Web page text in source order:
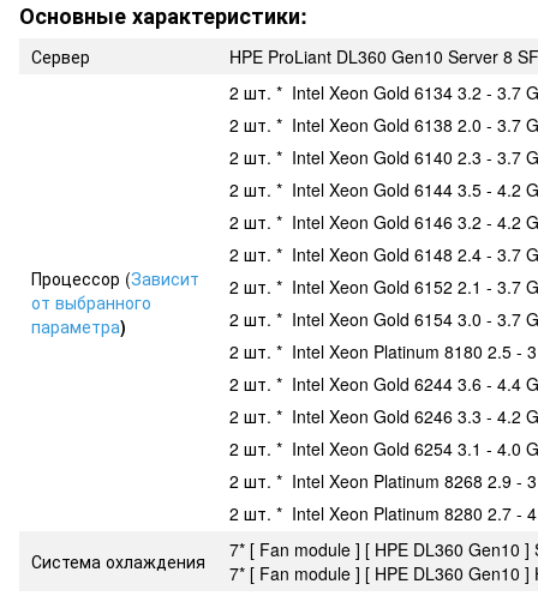
Основные характеристики:
Сервер HPE ProLiant DL360 Gen10 Server 8
Процессор (Зависит
от выбранного
параметра)
2 шт. * Intel Xeon Gold 6134 3.2 - 3.7
2 шт. * Intel Xeon Gold 6138 2.0 - 3.7
2 шт. * Intel Xeon Gold 6140 2.3 - 3.7
2 шт. * Intel Xeon Gold 6144 3.5 - 4.2
2 шт. * Intel Xeon Gold 6146 3.2 - 4.2
2 шт. * Intel Xeon Gold 6148 2.4 - 3.7
2 шт. * Intel Xeon Gold 6152 2.1 - 3.7
2 шт. * Intel Xeon Gold 6154 3.0 - 3.7
2 шт. * Intel Xeon Platinum 8180 2.5 -
2 шт. * Intel Xeon Gold 6244 3.6 - 4.4
2 шт. * Intel Xeon Gold 6246 3.3 - 4.2
2 шт. * Intel Xeon Gold 6254 3.1 - 4.0
2 шт. * Intel Xeon Platinum 8268 2.9 -
2 шт. * Intel Xeon Platinum 8280 2.7 -
Система охлаждения
7* [ Fan module ] [ HPE DL360 Gen10
7* [ Fan module ] [ HPE DL360 Gen10